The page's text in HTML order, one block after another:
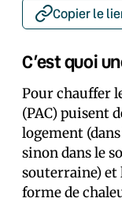
Copier le
C’est quoi
Pour chauffer
(PAC) puisent
logement
sinon dans le
souterraine) et
forme de